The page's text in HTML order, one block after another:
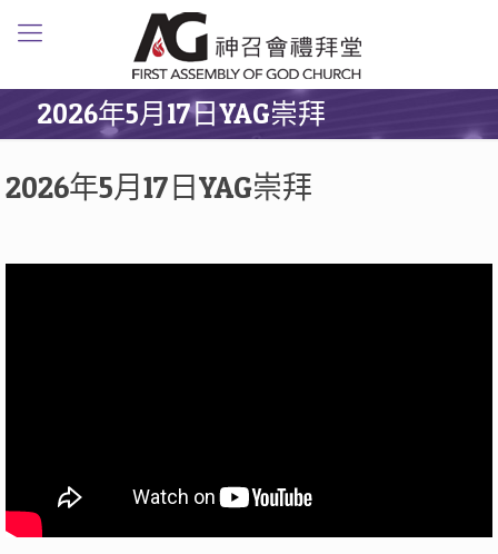
2026年5月17日YAG崇拜
2026年5月17日YAG崇拜